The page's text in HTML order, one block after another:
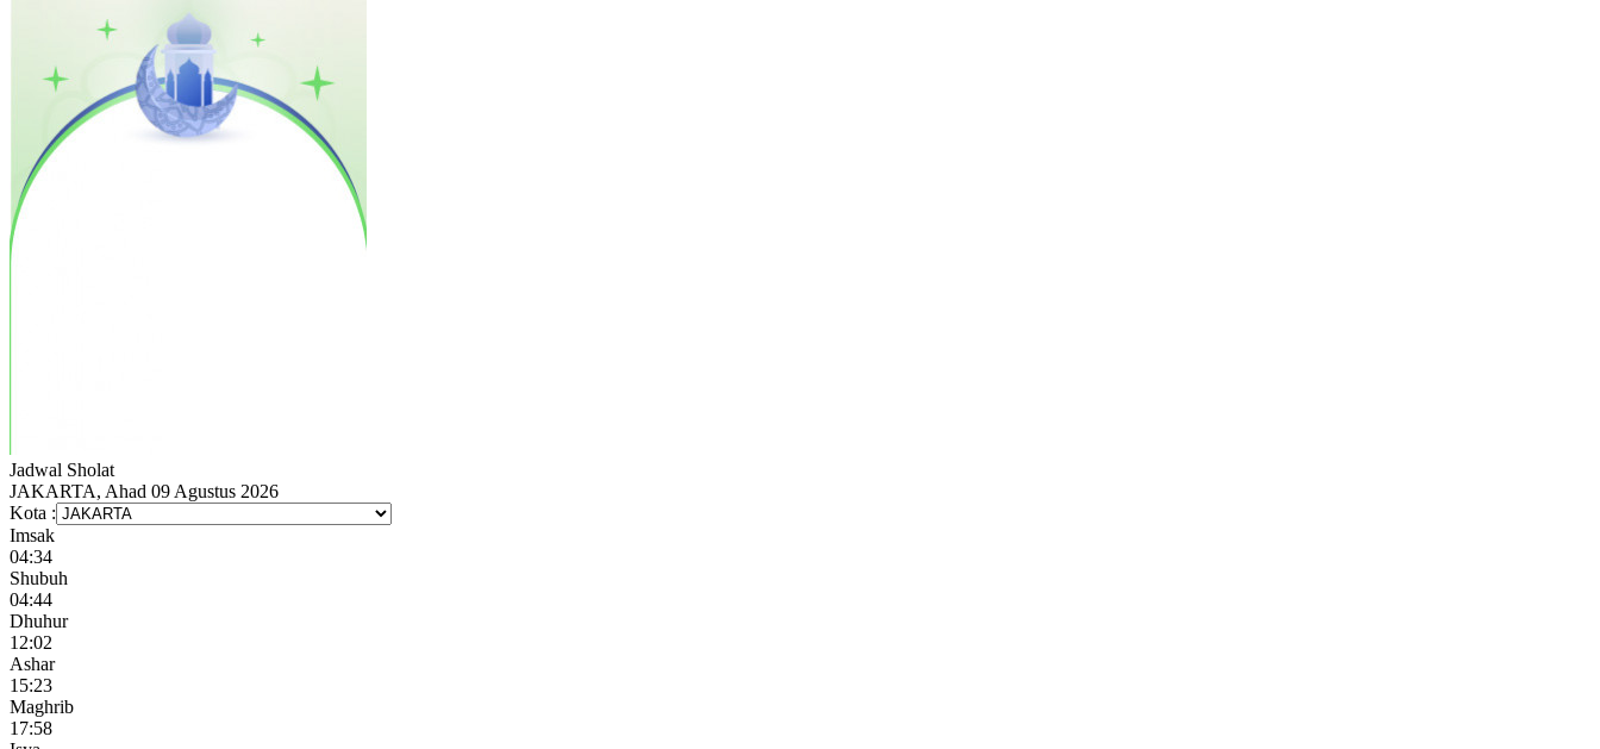
Jadwal Sholat
JAKARTA, Ahad 09 Agustus 2026
Kota :
Imsak
04:34
Shubuh
04:44
Dhuhur
12:02
Ashar
15:23
Maghrib
17:58